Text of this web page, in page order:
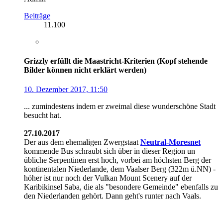
Beiträge
11.100
Grizzly erfüllt die Maastricht-Kriterien (Kopf stehende
Bilder können nicht erklärt werden)
10. Dezember 2017, 11:50
... zumindestens indem er zweimal diese wunderschöne Stadt
besucht hat.
27.10.2017
Der aus dem ehemaligen Zwergstaat Neutral-Moresnet
kommende Bus schraubt sich über in dieser Region un
übliche Serpentinen erst hoch, vorbei am höchsten Berg der
kontinentalen Niederlande, dem Vaalser Berg (322m ü.NN) -
höher ist nur noch der Vulkan Mount Scenery auf der
Karibikinsel Saba, die als "besondere Gemeinde" ebenfalls zu
den Niederlanden gehört. Dann geht's runter nach Vaals.